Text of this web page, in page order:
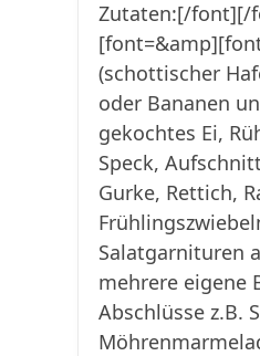
Zutaten:[/font][/
(schottischer
oder Bananen
gekochtes Ei,
Speck,
Gurke, Rettich,
Salatgarnituren
mehrere eigene
Abschlüsse z.B.